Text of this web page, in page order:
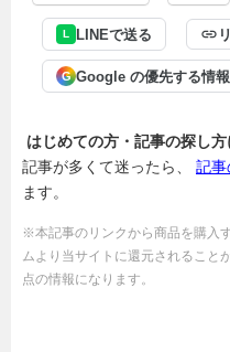
L LINEで送る
G Google の優先する情
はじめての方・記事の探し
記事が多くて迷ったら、 記事
ます。
※本記事のリンクから商品を購入
ムより当サイトに還元されること
点の情報になります。